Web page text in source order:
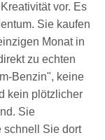
vor. Es
Sie kaufen
Monat in
zu echten
Benzin", keine
kein plötzlicher
Sie
schnell Sie dort